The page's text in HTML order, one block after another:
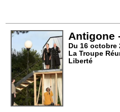
Antigone
Du 16 octobre
La Troupe
Liberté